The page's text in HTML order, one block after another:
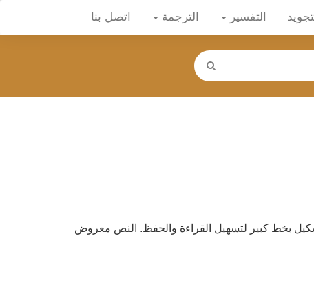
التفسير الترجمة اتصل بنا
بخط كبير لتسهيل القراءة والحفظ. النص معروض